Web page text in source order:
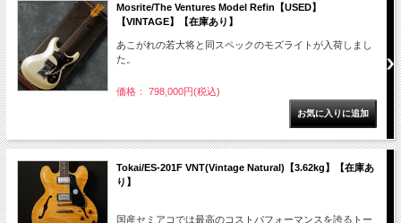
Mosrite/The Ventures Model Refin【USED】
【VINTAGE】【在庫あり】
あこがれの若大将と同スペックのモズライトが入荷しまし
た。
価格： 798,000円(税込)
Tokai/ES-201F VNT(Vintage Natural)【3.62kg】【在庫あ
り】
国産セミアコでは最高のコストパフォーマンスを誇るトー